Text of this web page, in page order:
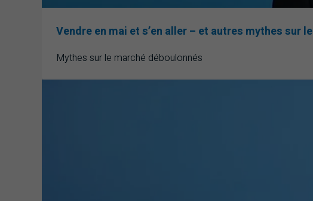
Vendre en mai et s’en aller – et autres mythes sur le
Mythes sur le marché déboulonnés